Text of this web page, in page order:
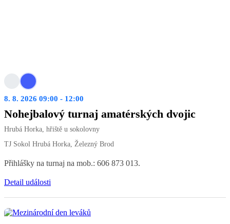
8. 8. 2026 09:00 - 12:00
Nohejbalový turnaj amatérských dvojic
Hrubá Horka, hřiště u sokolovny
TJ Sokol Hrubá Horka, Železný Brod
Přihlášky na turnaj na mob.: 606 873 013.
Detail události